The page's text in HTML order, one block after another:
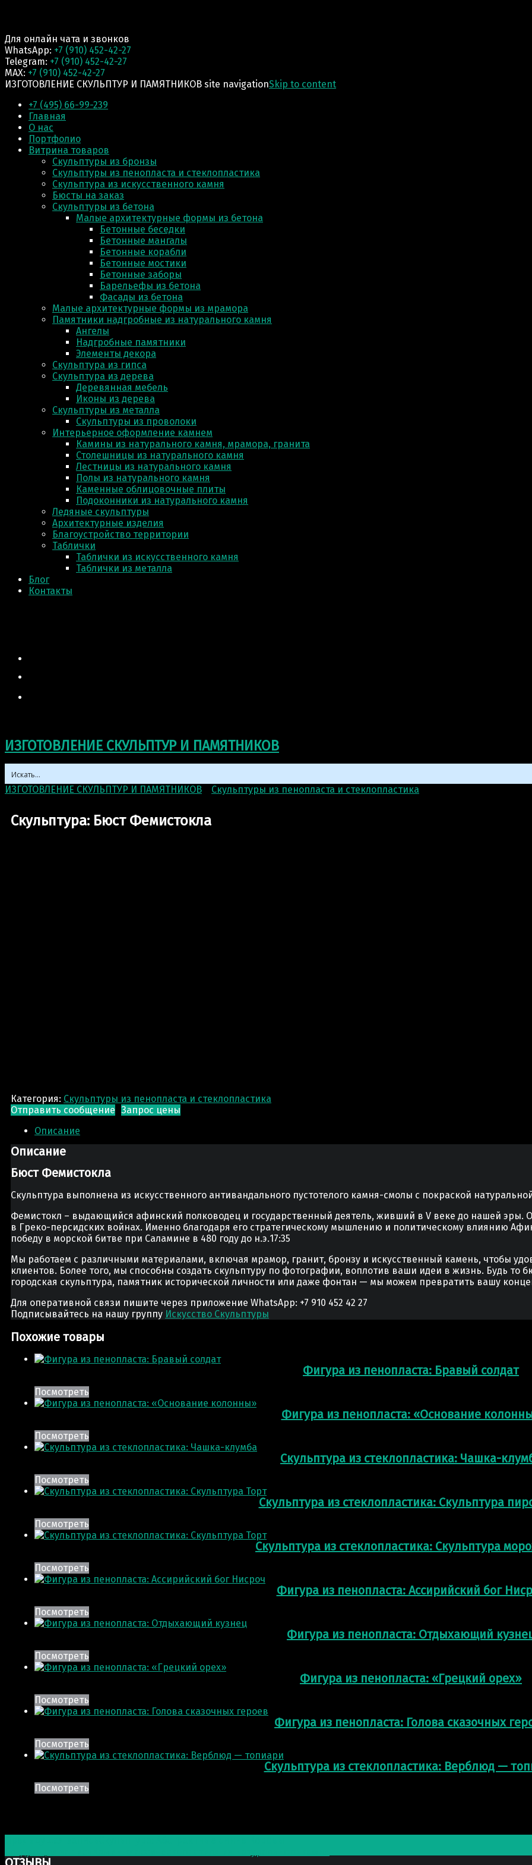
Для онлайн чата и звонков
WhatsApp: +7 (910) 452-42-27
Telegram: +7 (910) 452-42-27
MAX: +7 (910) 452-42-27
ИЗГОТОВЛЕНИЕ СКУЛЬПТУР И ПАМЯТНИКОВ site navigationSkip to content
+7 (495) 66-99-239
Главная
О нас
Портфолио
Витрина товаров
Скульптуры из бронзы
Скульптуры из пенопласта и стеклопластика
Скульптура из искусственного камня
Бюсты на заказ
Скульптуры из бетона
Малые архитектурные формы из бетона
Бетонные беседки
Бетонные мангалы
Бетонные корабли
Бетонные мостики
Бетонные заборы
Барельефы из бетона
Фасады из бетона
Малые архитектурные формы из мрамора
Памятники надгробные из натурального камня
Ангелы
Надгробные памятники
Элементы декора
Скульптура из гипса
Скульптура из деревa
Деревянная мебель
Иконы из дерева
Скульптуры из металла
Скульптуры из проволоки
Интерьерное оформление камнем
Камины из натурального камня, мрамора, гранита
Столешницы из натурального камня
Лестницы из натурального камня
Полы из натурального камня
Каменные облицовочные плиты
Подоконники из натурального камня
Ледяные скульптуры
Архитектурные изделия
Благоустройство территории
Таблички
Таблички из искусственного камня
Таблички из металла
Блог
Контакты
ИЗГОТОВЛЕНИЕ СКУЛЬПТУР И ПАМЯТНИКОВ
ИЗГОТОВЛЕНИЕ СКУЛЬПТУР И ПАМЯТНИКОВ Скульптуры из пенопласта и стеклопластика
Скульптура: Бюст Фемистокла
Категория: Скульптуры из пенопласта и стеклопластика
Отправить сообщение Запрос цены
Описание
Описание
Бюст Фемистокла
Скульптура выполнена из искусственного антивандального пустотелого камня-смолы с покраской
Фемистокл – выдающийся афинский полководец и государственный деятель, живший в V веке до нашей эры.
в Греко-персидских войнах. Именно благодаря его стратегическому мышлению и политическому влиянию
победу в морской битве при Саламине в 480 году до н.э.17:35
Мы работаем с различными материалами, включая мрамор, гранит, бронзу и искусственный камень, чтобы
клиентов. Более того, мы способны создать скульптуру по фотографии, воплотив ваши идеи в жизнь. Будь то
городская скульптура, памятник исторической личности или даже фонтан — мы можем превратить вашу
Для оперативной связи пишите через приложение WhatsApp: +7 910 452 42 27
Подписывайтесь на нашу группу Искусство Скульптуры
Похожие товары
Фигура из пенопласта: Бравый солдат
Посмотреть
Фигура из пенопласта: «Основание
Посмотреть
Скульптура из стеклопластика: Чашка-
Посмотреть
Скульптура из стеклопластика: Скульптура
Посмотреть
Скульптура из стеклопластика: Скульптура
Посмотреть
Фигура из пенопласта: Ассирийский бог
Посмотреть
Фигура из пенопласта: Отдыхающий
Посмотреть
Фигура из пенопласта: «Грецкий орех»
Посмотреть
Фигура из пенопласта: Голова сказочных
Посмотреть
Скульптура из стеклопластика: Верблюд —
Посмотреть